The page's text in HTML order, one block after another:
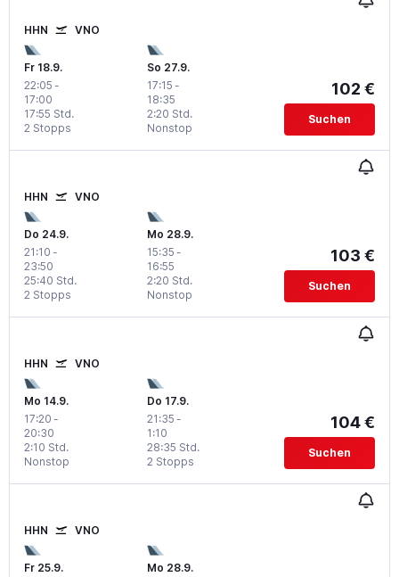
HHN VNO
Fr 18.9.
22:05 -
17:00
2 Stopps
17:55 Std.
So 27.9.
17:15 -
18:35
Nonstop
2:20 Std.
102 €
Suchen
HHN VNO
Do 24.9.
21:10 -
23:50
2 Stopps
25:40 Std.
Mo 28.9.
15:35 -
16:55
Nonstop
2:20 Std.
103 €
Suchen
HHN VNO
Mo 14.9.
17:20 -
20:30
Nonstop
2:10 Std.
Do 17.9.
21:35 -
1:10
2 Stopps
28:35 Std.
104 €
Suchen
HHN VNO
Fr 25.9.
Mo 28.9.